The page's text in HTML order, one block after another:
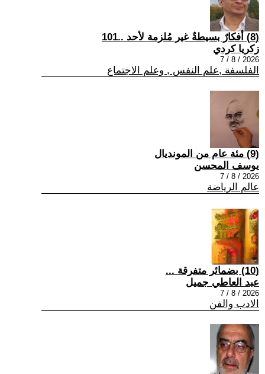
(8) أفكارٌ بسيطةٌ غير مُلزمة لأحد ..101
زكريا كردي
2026 / 8 / 7
الفلسفة ,علم النفس , وعلم الاجتماع
(9) مئة عام من المونديال
يوسف المحسن
2026 / 8 / 7
عالم الرياضة
(10) بضمائر متفرقة ...
عبد العاطي جميل
2026 / 8 / 7
الادب والفن